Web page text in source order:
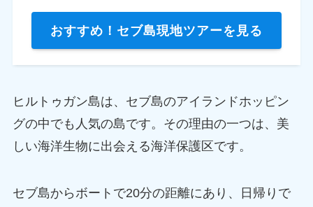
おすすめ！セブ島現地ツアーを見る
ヒルトゥガン島は、セブ島のアイランドホッピン
グの中でも人気の島です。その理由の一つは、美
しい海洋生物に出会える海洋保護区です。
セブ島からボートで20分の距離にあり、日帰りで